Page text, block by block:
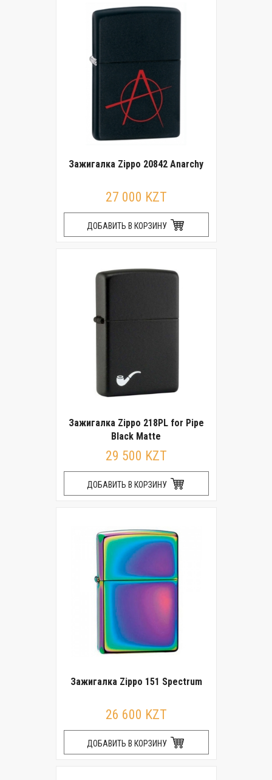
Зажигалка Zippo 20842 Anarchy
27 000 KZT
ДОБАВИТЬ В КОРЗИНУ
Зажигалка Zippo 218PL for Pipe
Black Matte
29 500 KZT
ДОБАВИТЬ В КОРЗИНУ
Зажигалка Zippo 151 Spectrum
26 600 KZT
ДОБАВИТЬ В КОРЗИНУ